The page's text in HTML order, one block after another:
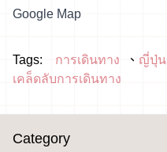
Google Map
Tags: การเดินทาง ญี่ปุ่น
เคล็ดลับการเดินทาง
Category